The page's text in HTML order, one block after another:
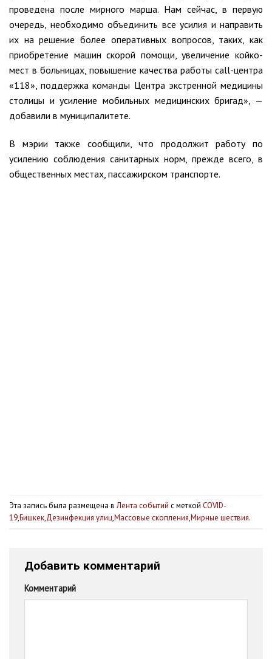
проведена после мирного марша. Нам сейчас, в первую
очередь, необходимо объединить все усилия и направить
их на решение более оперативных вопросов, таких, как
приобретение машин скорой помощи, увеличение койко-
мест в больницах, повышение качества работы call-центра
«118», поддержка команды Центра экстренной медицины
столицы и усиление мобильных медицинских бригад», —
добавили в муниципалитете.
В мэрии также сообщили, что продолжит работу по
усилению соблюдения санитарных норм, прежде всего, в
общественных местах, пассажирском транспорте.
Эта запись была размещена вЛента событий с меткой COVID-
19,Бишкек,Дезинфекция улиц,Массовые скопления,Мирные шествия.
Добавить комментарий
Комментарий